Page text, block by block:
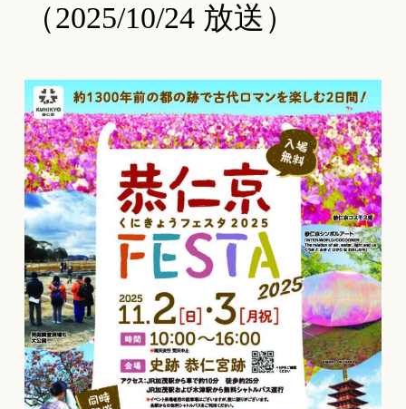
（2025/10/24 放送）